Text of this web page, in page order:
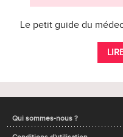
Le petit guide du
Qui sommes-nous ?